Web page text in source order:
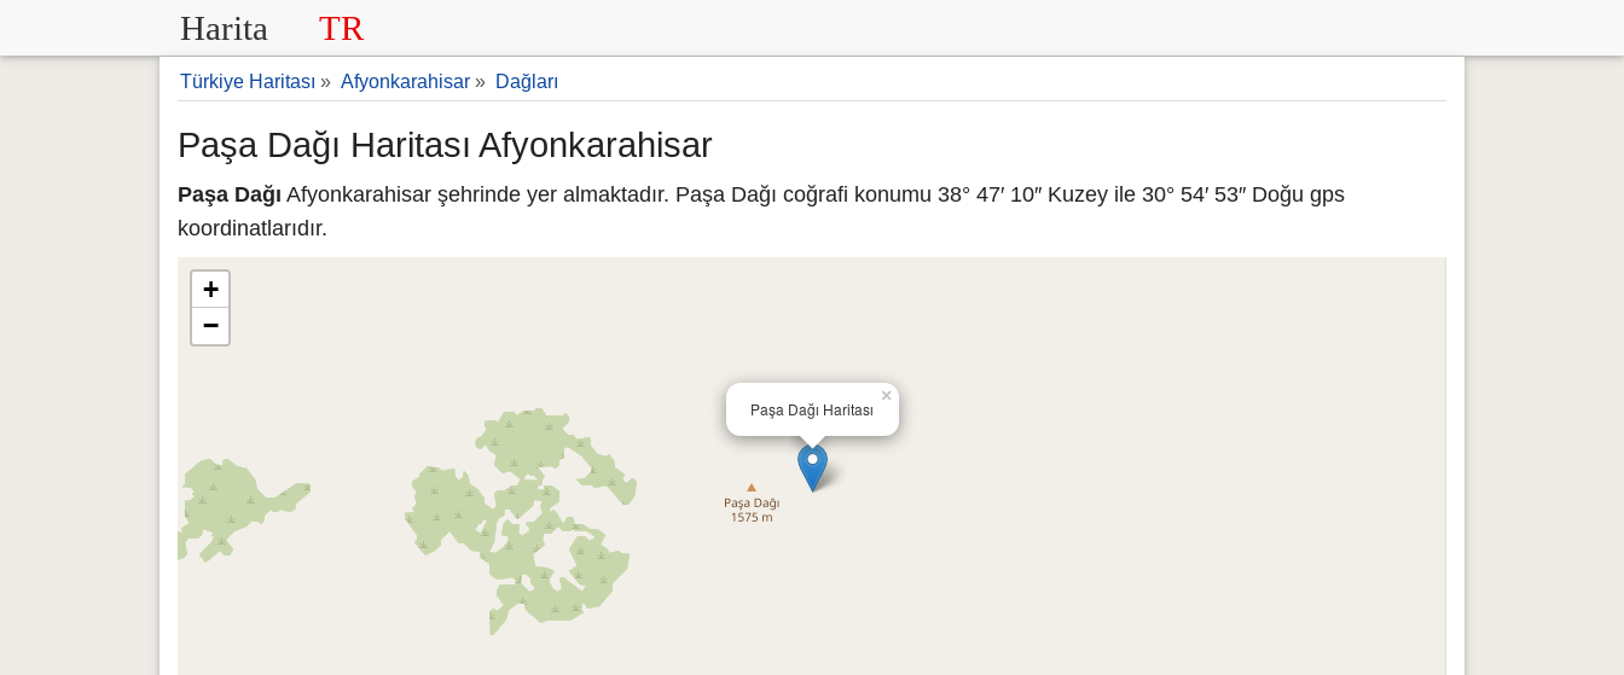
Harita TR
Türkiye Haritası » Afyonkarahisar » Dağları
Paşa Dağı Haritası Afyonkarahisar
Paşa Dağı Afyonkarahisar şehrinde yer almaktadır. Paşa Dağı coğrafi konumu 38° 47′ 10″ Kuzey ile 30° 54′ 53″ Doğu gps
koordinatlarıdır.
Paşa Dağı Haritası
×
+
−